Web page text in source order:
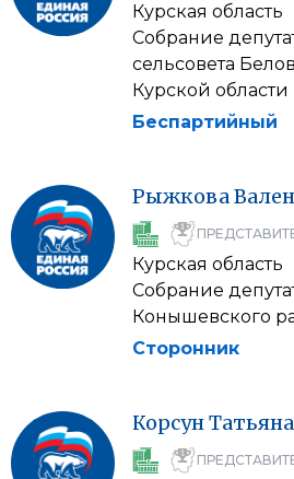
Курская область
Собрание
сельсовета
Курской области
Беспартийный
Рыжкова
Курская область
Собрание
Конышевского
Сторонник
КорсунТатьяна